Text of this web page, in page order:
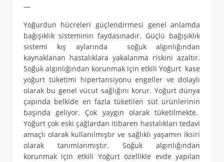
—
Yoğurdun hücreleri güçlendirmesi genel anlamda
bağışıklık sisteminin faydasınadır. Güçlü bağışıklık
sistemi kış aylarında soğuk algınlığından
kaynaklanan hastalıklara yakalanma riskini azaltır.
Soğuk algınlığından korunmak için etkili Yoğurt kase
yoğurt tüketimi hipertansiyonu engeller ve dolaylı
olarak bu genel vücut sağlığını korur. Yoğurt dünya
çapında belkide en fazla tüketilen süt ürünlerinin
başında geliyor. Çok yaygın olarak tüketilmekte.
Yoğurt çok eski çağlardan itibaren hastalıkları tedavi
amaçlı olarak kullanılmıştır ve sağlıklı yaşamın iksiri
olarak tanımlanmıştır. Soğuk algınlığından
korunmak için etkili Yoğurt özellikle evde yapılan